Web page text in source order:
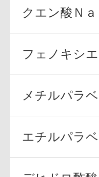
クエン酸Ｎａ
フェノキシ
メチルパラ
エチルパラ